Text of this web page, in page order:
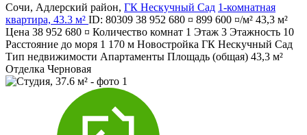
Сочи, Адлерский район, ГК Нескучный Сад 1-комнатная
квартира, 43.3 м² ID: 80309 38 952 680 ¤ 899 600 ¤/м² 43,3 м²
Цена 38 952 680 ¤ Количество комнат 1 Этаж 3 Этажность 10
Расстояние до моря 1 170 м Новостройка ГК Нескучный Сад
Тип недвижимости Апартаменты Площадь (общая) 43,3 м²
Отделка Черновая